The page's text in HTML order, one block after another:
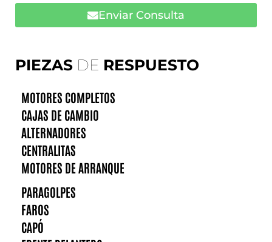
PIEZAS DE RESPUESTO
MOTORES COMPLETOS
CAJAS DE CAMBIO
ALTERNADORES
CENTRALITAS
MOTORES DE ARRANQUE
PARAGOLPES
FAROS
CAPÓ
Enviar Consulta